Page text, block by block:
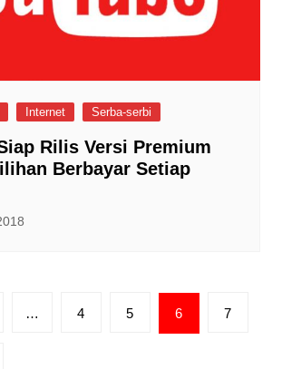
Internet Serba-serbi
Rilis Versi Premium
Berbayar Setiap
… 4 5 6 7